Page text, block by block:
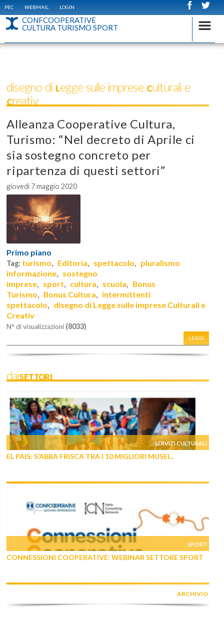
PEC WEBMAIL LOGIN
CONFCOOPERATIVE
CULTURA TURISMO SPORT
disegno di Legge sulle imprese Culturali e
Creativ
Alleanza Cooperative Cultura,
Turismo: “Nel decreto di Aprile ci
sia sostegno concreto per
ripartenza di questi settori”
giovedì 7 maggio 2020
Primo piano
Tag: turismo, Editoria, spettacolo, pluralismo
informazione, sostegno
imprese, sport, cultura, scuola, Bonus
Turismo, Bonus Cultura, intermittenti
spettacolo, disegno di Legge sulle imprese Culturali e
Creativ
N° di visualizzazioni (8033)
LEGGI
daiSETTORI
SERVIZI CULTURALI
EL PAIS: S’ABBA FRISCA TRA I 10 MIGLIORI MUSEI...
SPORT
CONNESSIONI COOPERATIVE: WEBINAR SETTORE SPORT
ARCHIVIO